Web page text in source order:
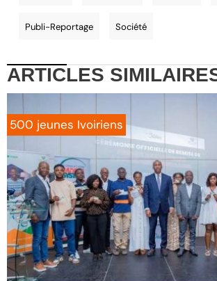
Publi-Reportage Société
ARTICLES
500 jeunes Ivoiriens